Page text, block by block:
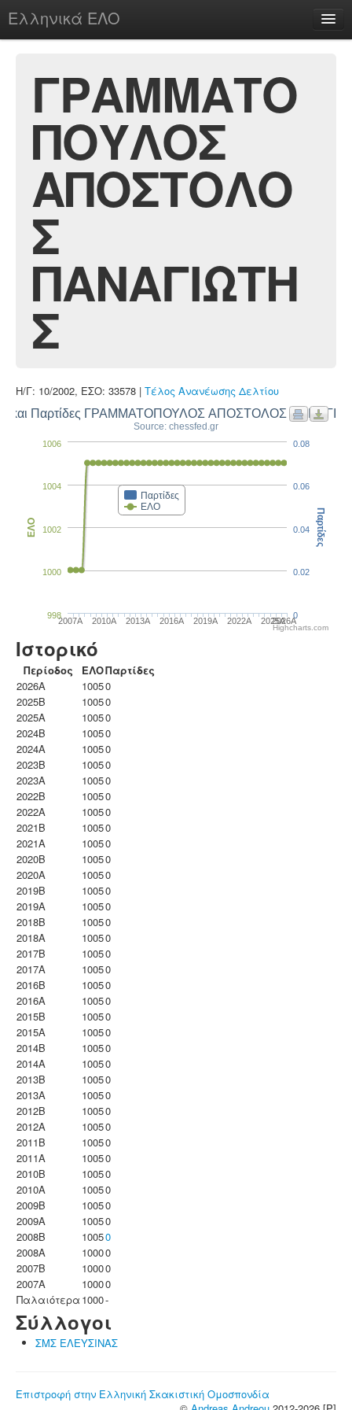
Ελληνικά ΕΛΟ
chesstu.be @ discord
Login
ΓΡΑΜΜΑΤΟ
ΠΟΥΛΟΣ
ΑΠΟΣΤΟΛΟ
Σ
ΠΑΝΑΓΙΩΤΗ
Σ
Η/Γ: 10/2002, ΕΣΟ: 33578 | Τέλος Ανανέωσης Δελτίου
και Παρτίδες ΓΡΑΜΜΑΤΟΠΟΥΛΟΣ ΑΠΟΣΤΟΛΟΣ
Source: chessfed.gr
Παρτίδες
ΕΛΟ
2007A 2010A 2013A 2016A 2019A 2022A 2025A2026A
1000
1002
1004
1006
998
ΕΛΟ
0
0.02
0.04
0.06
0.08
Παρτίδες
Highcharts.com
Ιστορικό
Περίοδος ΕΛΟΠαρτίδες
2026A
10050
2025B
10050
2025A
10050
2024B
10050
2024A
10050
2023B
10050
2023Α
10050
2022B
10050
2022A
10050
2021B
10050
2021A
10050
2020B
10050
2020A
10050
2019B
10050
2019A
10050
2018B
10050
2018A
10050
2017B
10050
2017A
10050
2016B
10050
2016A
10050
2015B
10050
2015A
10050
2014B
10050
2014A
10050
2013B
10050
2013A
10050
2012B
10050
2012A
10050
2011B
10050
2011A
10050
2010B
10050
2010A
10050
2009B
10050
2009A
10050
2008B
10050
2008A
10000
2007B
10000
2007A
10000
Παλαιότερα 1000-
Σύλλογοι
ΣΜΣ ΕΛΕΥΣΙΝΑΣ
Επιστροφή στην Ελληνική Σκακιστική Ομοσπονδία